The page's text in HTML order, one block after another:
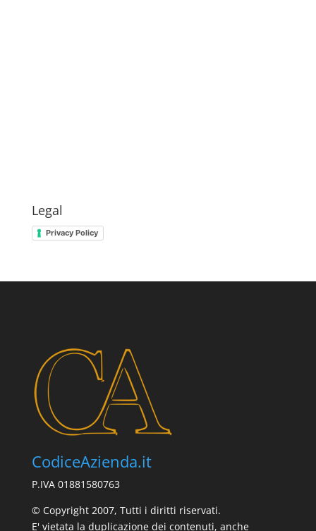
Legal
Privacy Policy
CodiceAzienda.it
P.IVA 01881580763
© Copyright 2007, Tutti i diritti riservati.
E' vietata la duplicazione dei contenuti, anche